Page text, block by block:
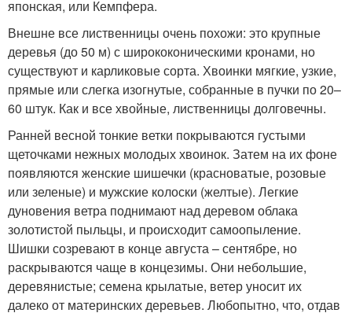
японская, или Кемпфера.
Внешне все лиственницы очень похожи: это крупные
деревья (до 50 м) с ширококоническими кронами, но
существуют и карликовые сорта. Хвоинки мягкие, узкие,
прямые или слегка изогнутые, собранные в пучки по 20–
60 штук. Как и все хвойные, лиственницы долговечны.
Ранней весной тонкие ветки покрываются густыми
щеточками нежных молодых хвоинок. Затем на их фоне
появляются женские шишечки (красноватые, розовые
или зеленые) и мужские колоски (желтые). Легкие
дуновения ветра поднимают над деревом облака
золотистой пыльцы, и происходит самоопыление.
Шишки созревают в конце августа – сентябре, но
раскрываются чаще в концезимы. Они небольшие,
деревянистые; семена крылатые, ветер уносит их
далеко от материнских деревьев. Любопытно, что, отдав